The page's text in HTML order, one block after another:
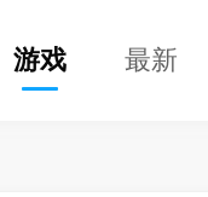
游戏 最新